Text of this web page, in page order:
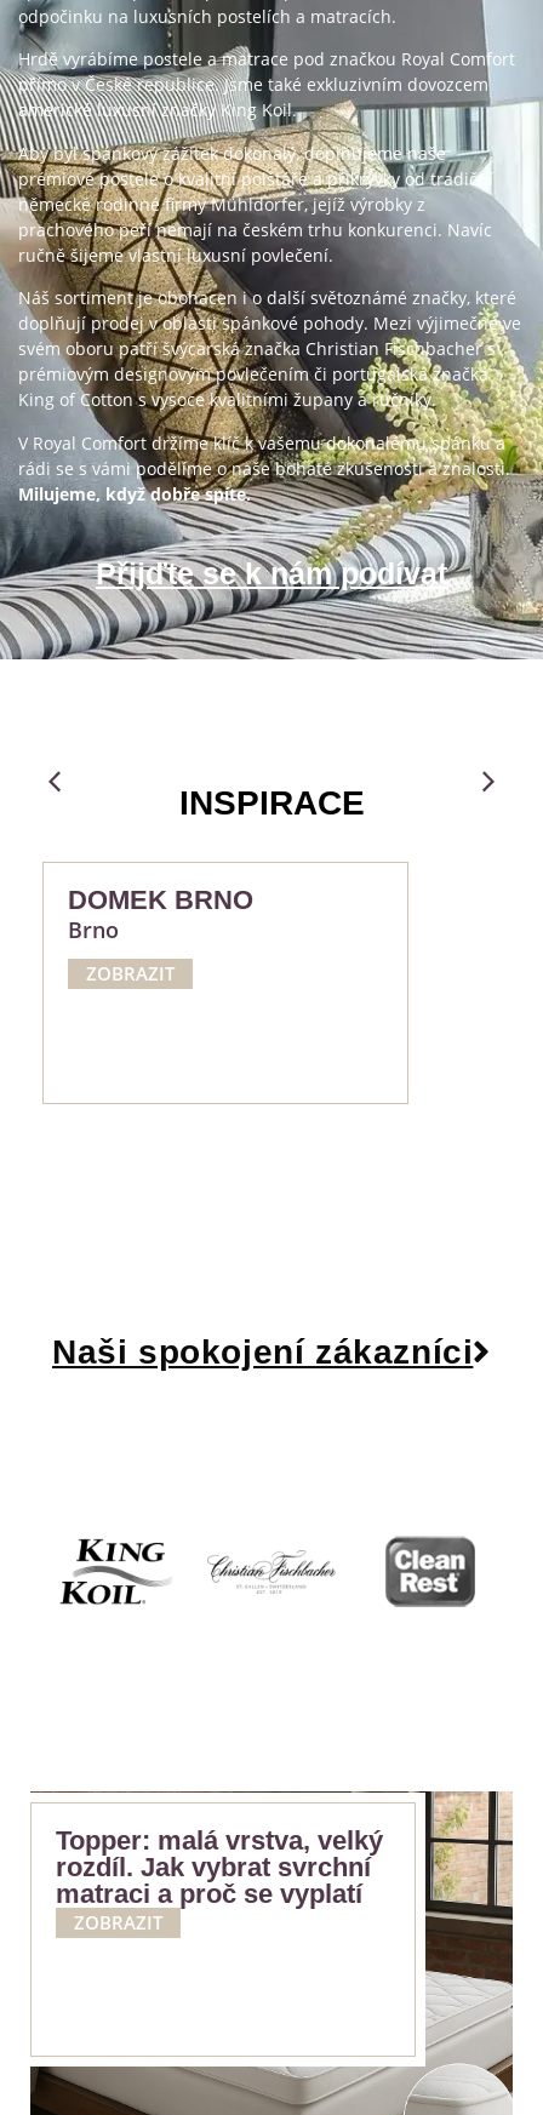
odpočinku na luxusních postelích a matracích.
Hrdě vyrábíme postele a matrace pod značkou Royal Comfort
přímo v České republice. Jsme také exkluzivním dovozcem
americké luxusní značky King Koil.
Aby byl spánkový zážitek dokonalý, doplňujeme naše
prémiové postele o kvalitní polštáře a přikrývky od tradiční
německé rodinné firmy Mühldorfer, jejíž výrobky z
prachového peří nemají na českém trhu konkurenci. Navíc
ručně šijeme vlastní luxusní povlečení.
Náš sortiment je obohacen i o další světoznámé značky, které
doplňují prodej v oblasti spánkové pohody. Mezi výjimečné ve
svém oboru patří švýcarská značka Christian Fischbacher s
prémiovým designovým povlečením či portugalská značka
King of Cotton s vysoce kvalitními župany a ručníky.
V Royal Comfort držíme klíč k vašemu dokonalému spánku a
rádi se s vámi podělíme o naše bohaté zkušenosti a znalosti.
Milujeme, když dobře spíte.
Přijďte se k nám podívat
INSPIRACE
DOMEK BRNO
Brno
ZOBRAZIT
Naši spokojení zákazníci
Topper: malá vrstva, velký
rozdíl. Jak vybrat svrchní
matraci a proč se vyplatí
ZOBRAZIT